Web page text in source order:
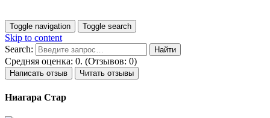
Toggle navigation Toggle search
Skip to content
Search:
Средняя оценка: 0. (Отзывов: 0)
Написать отзыв Читать отзывы
Ниагара Стар